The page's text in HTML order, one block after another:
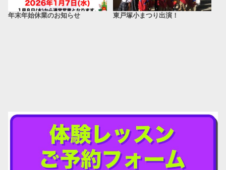
年末年始休業のお知らせ 東戸塚小まつり出演！